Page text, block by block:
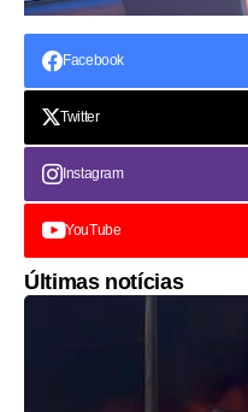
Facebook
Twitter
Instagram
YouTube
Últimas notícias